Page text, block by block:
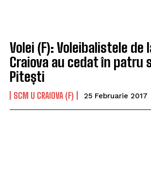
Volei (F): Voleibalistele de
Craiova au cedat în patru
Pitești
SCM U CRAIOVA (F) 25 Februarie 2017